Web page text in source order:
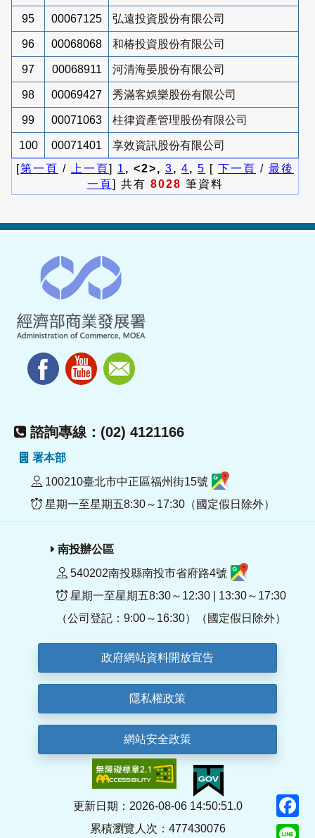
95 00067125 弘遠投資股份有限公司
96 00068068 和椿投資股份有限公司
97 00068911 河清海晏股份有限公司
98 00069427 秀滿客娛樂股份有限公司
99 00071063 柱律資產管理股份有限公司
100 00071401
享效資訊股份有限公司
[第一頁 / 上一頁] 1 , <2>, 3, 4, 5 [ 下一頁 / 最後
一頁] 共有 8028 筆資料
諮詢專線：(02) 4121166
署本部
100210臺北市中正區福州街15號
星期一至星期五8:30～17:30（國定假日除外）
南投辦公區
540202南投縣南投市省府路4號
星期一至星期五8:30～12:30 | 13:30～17:30
（公司登記：9:00～16:30）（國定假日除外）
政府網站資料開放宣告
隱私權政策
網站安全政策
更新日期：2026-08-06 14:50:51.0
累積瀏覽人次：477430076